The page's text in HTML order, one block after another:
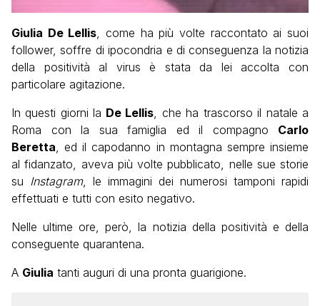
Giulia De Lellis, come ha più volte raccontato ai suoi
follower, soffre di ipocondria e di conseguenza la notizia
della positività al virus è stata da lei accolta con
particolare agitazione.
In questi giorni la De Lellis, che ha trascorso il natale a
Roma con la sua famiglia ed il compagno Carlo
Beretta, ed il capodanno in montagna sempre insieme
al fidanzato, aveva più volte pubblicato, nelle sue storie
su Instagram, le immagini dei numerosi tamponi rapidi
effettuati e tutti con esito negativo.
Nelle ultime ore, però, la notizia della positività e della
conseguente quarantena.
A Giulia tanti auguri di una pronta guarigione.